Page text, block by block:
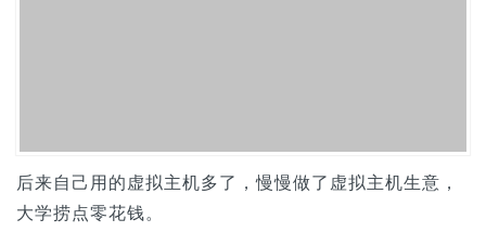
后来自己用的虚拟主机多了，慢慢做了虚拟主机生意，
大学捞点零花钱。